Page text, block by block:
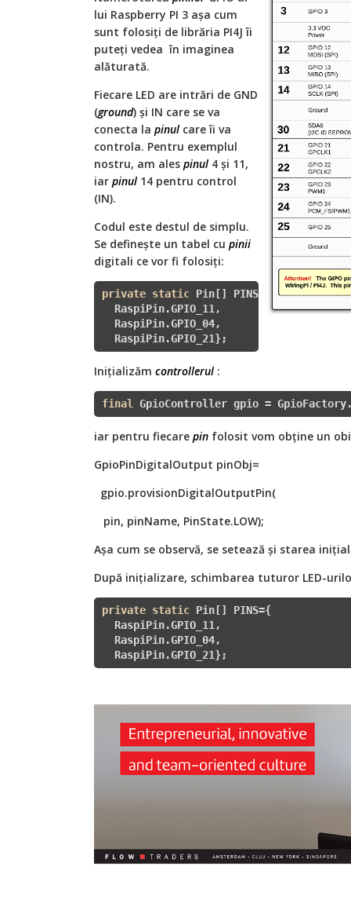
lui Raspberry PI 3 așa cum
sunt folosiți de librăria PI4J îi
puteți vedea în imaginea
alăturată.
Fiecare LED are intrări de GND
(ground) și IN care se va
conecta la pinul care îi va
controla. Pentru exemplul
nostru, am ales pinul 4 și 11,
iar pinul 14 pentru control
(IN).
Codul este destul de simplu.
Se definește un tabel cu pinii
digitali ce vor fi folosiți:
private static Pin[] PINS={
  RaspiPin.GPIO_11,
  RaspiPin.GPIO_04,
  RaspiPin.GPIO_21};
Inițializăm controllerul :
final GpioController gpio =
iar pentru fiecare pin folosit vom obține un
GpioPinDigitalOutput pinObj=
gpio.provisionDigitalOutputPin(
pin, pinName, PinState.LOW);
Așa cum se observă, se setează și starea
După inițializare, schimbarea tuturor LED-
private static Pin[] PINS={
  RaspiPin.GPIO_11,
  RaspiPin.GPIO_04,
  RaspiPin.GPIO_21};